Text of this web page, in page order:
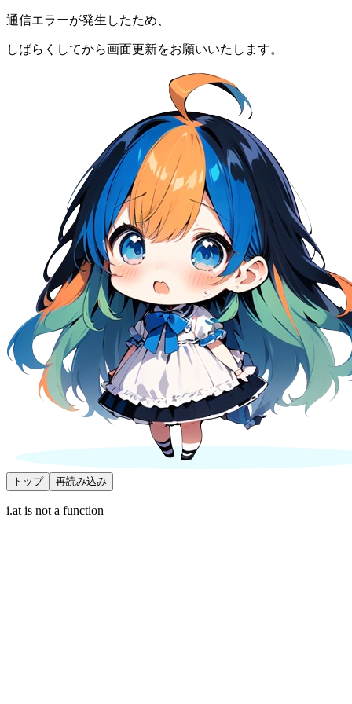
通信エラーが発生したため、
しばらくしてから画面更新をお願いいたします。
トップ 再読み込み
i.at is not a function